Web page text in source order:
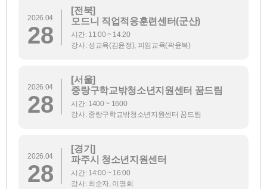
2026.04
28
[전북]
모드니 직업적응훈련센터(군산)
시간: 11:00 ~ 14:20
강사: 성교육(김윤정), 피임교육(곽윤복)
2026.04
28
[서울]
중랑구학교밖청소년지원센터 꿈드림
시간: 1400 ~ 1600
강사: 중랑구학교밖청소년지원센터 꿈드림
2026.04
28
[경기]
파주시 청소년지원센터
시간: 14:00 ~ 16:00
강사: 최순자, 이영희